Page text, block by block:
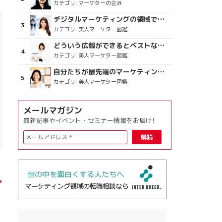
カテゴリ: マーケターの企み
デジタルマーケティングの領域で、海外というステージに
カテゴリ: 美人マーケター図鑑
どういう広報ができるとベストなのか
カテゴリ: 美人マーケター図鑑
自分たちが最先端のマーケティングを目指す
カテゴリ: 美人マーケター図鑑
メールマガジン
最新記事やイベント・セミナー情報をお届け!